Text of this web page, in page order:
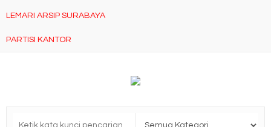
LEMARI ARSIP SURABAYA
PARTISI KANTOR